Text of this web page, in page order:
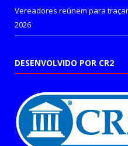
Vereadores reúnem para
2026
DESENVOLVIDO POR CR2